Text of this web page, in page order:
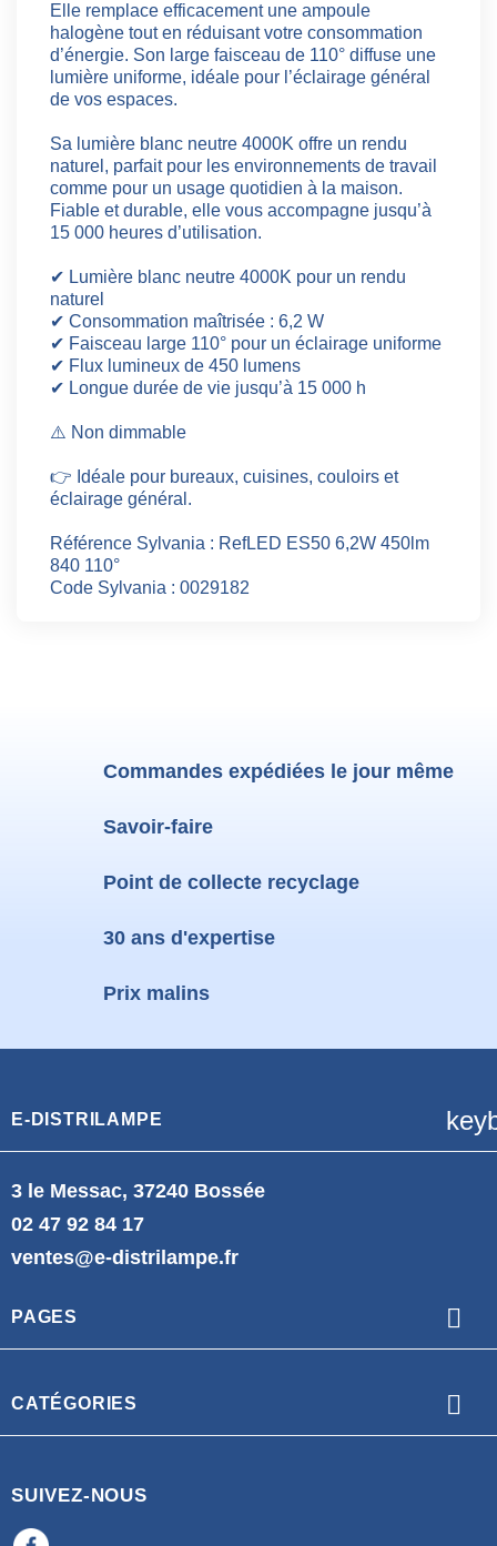
Elle remplace efficacement une ampoule
halogène tout en réduisant votre consommation
d’énergie. Son large faisceau de 110° diffuse une
lumière uniforme, idéale pour l’éclairage général
de vos espaces.
Sa lumière blanc neutre 4000K offre un rendu
naturel, parfait pour les environnements de travail
comme pour un usage quotidien à la maison.
Fiable et durable, elle vous accompagne jusqu’à
15 000 heures d’utilisation.
✔ Lumière blanc neutre 4000K pour un rendu
naturel
✔ Consommation maîtrisée : 6,2 W
✔ Faisceau large 110° pour un éclairage uniforme
✔ Flux lumineux de 450 lumens
✔ Longue durée de vie jusqu’à 15 000 h
⚠️ Non dimmable
👉 Idéale pour bureaux, cuisines, couloirs et
éclairage général.
Référence Sylvania : RefLED ES50 6,2W 450lm
840 110°
Code Sylvania : 0029182
Commandes expédiées le jour même
Savoir-faire
Point de collecte recyclage
30 ans d'expertise
Prix malins
E-DISTRILAMPE
3 le Messac, 37240 Bossée
02 47 92 84 17
ventes@e-distrilampe.fr
PAGES 
CATÉGORIES 
SUIVEZ-NOUS